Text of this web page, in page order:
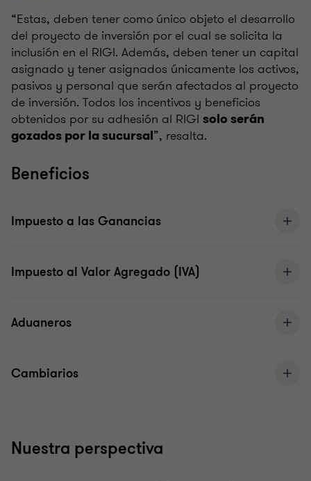
“Estas, deben tener como único objeto el desarrollo
del proyecto de inversión por el cual se solicita la
inclusión en el RIGI. Además, deben tener un capital
asignado y tener asignados únicamente los activos,
pasivos y personal que serán afectados al proyecto
de inversión. Todos los incentivos y beneficios
obtenidos por su adhesión al RIGI solo serán
gozados por la sucursal”, resalta.
Beneficios
Impuesto a las Ganancias
Impuesto al Valor Agregado (IVA)
Aduaneros
Cambiarios
Nuestra perspectiva